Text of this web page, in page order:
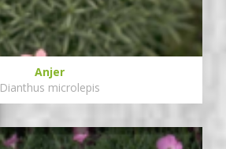
Anjer
Dianthus microlepis